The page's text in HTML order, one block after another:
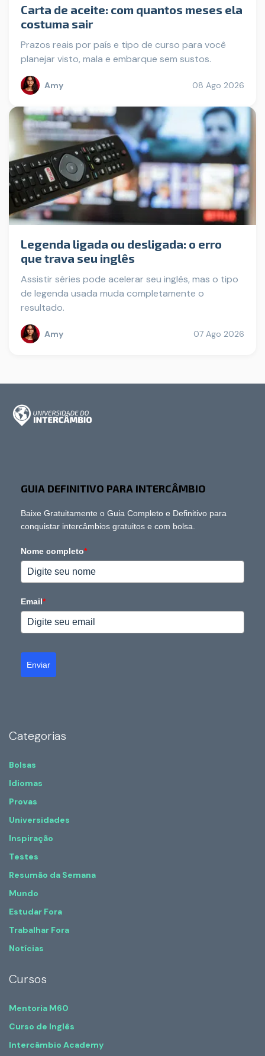
Carta de aceite: com quantos meses ela
costuma sair
Prazos reais por país e tipo de curso para você
planejar visto, mala e embarque sem sustos.
Amy 08 Ago 2026
Legenda ligada ou desligada: o erro
que trava seu inglês
Assistir séries pode acelerar seu inglês, mas o tipo
de legenda usada muda completamente o
resultado.
Amy 07 Ago 2026
GUIA DEFINITIVO PARA INTERCÂMBIO
Baixe Gratuitamente o Guia Completo e Definitivo para
conquistar intercâmbios gratuitos e com bolsa.
Nome completo*
Email*
Enviar
Categorias
Bolsas
Idiomas
Provas
Universidades
Inspiração
Testes
Resumão da Semana
Mundo
Estudar Fora
Trabalhar Fora
Notícias
Cursos
Mentoria M60
Curso de Inglês
Intercâmbio Academy